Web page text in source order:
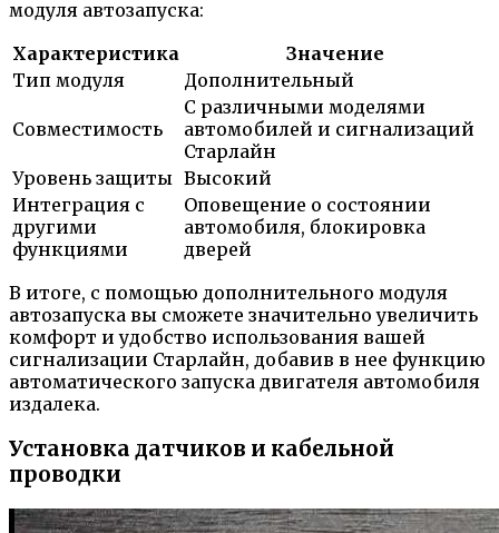
модуля автозапуска:
Характеристика
Значение
Тип модуля
Дополнительный
Совместимость
С различными моделями
автомобилей и сигнализаций
Старлайн
Уровень защиты Высокий
Интеграция с
другими
функциями
Оповещение о состоянии
автомобиля, блокировка
дверей
В итоге, с помощью дополнительного модуля
автозапуска вы сможете значительно увеличить
комфорт и удобство использования вашей
сигнализации Старлайн, добавив в нее функцию
автоматического запуска двигателя автомобиля
издалека.
Установка датчиков и кабельной
проводки